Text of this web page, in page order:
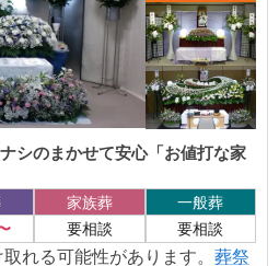
家族葬
要相談
一般葬
要相談
れる可能性があります。 葬祭